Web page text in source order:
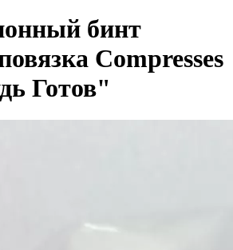
бинт
Compresses
Готов"